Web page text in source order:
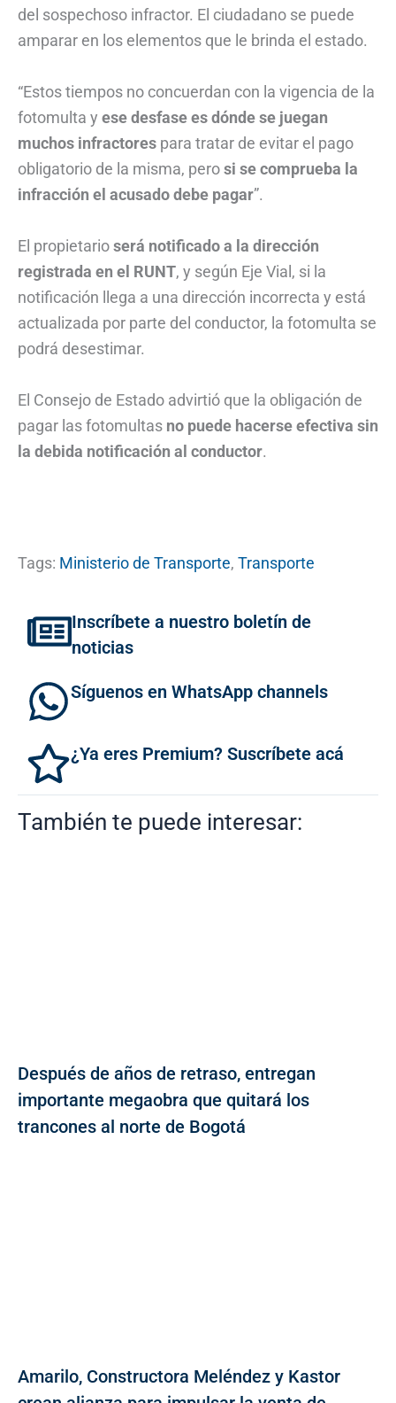
del sospechoso infractor. El ciudadano se puede
amparar en los elementos que le brinda el estado.
“Estos tiempos no concuerdan con la vigencia de la
fotomulta y ese desfase es dónde se juegan
muchos infractores para tratar de evitar el pago
obligatorio de la misma, perosi se comprueba la
infracción el acusado debe pagar”.
El propietarioserá notificado a la dirección
registrada en el RUNT, y según Eje Vial, si la
notificación llega a una dirección incorrecta y está
actualizada por parte del conductor, la fotomulta se
podrá desestimar.
El Consejo de Estado advirtió que la obligación de
pagar las fotomultas no puede hacerse efectiva sin
la debida notificación al conductor.
Tags: Ministerio de Transporte, Transporte
Inscríbete a nuestro boletín de
noticias
Síguenos en WhatsApp channels
¿Ya eres Premium? Suscríbete acá
También te puede interesar:
Después de años de retraso, entregan
importante megaobra que quitará los
trancones al norte de Bogotá
Amarilo, Constructora Meléndez y Kastor